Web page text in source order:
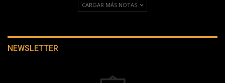
CARGAR MÁS NOTAS
NEWSLETTER